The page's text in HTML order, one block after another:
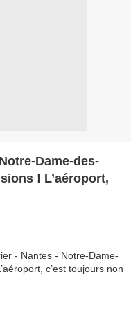
Dame-des-
! L’aéroport,